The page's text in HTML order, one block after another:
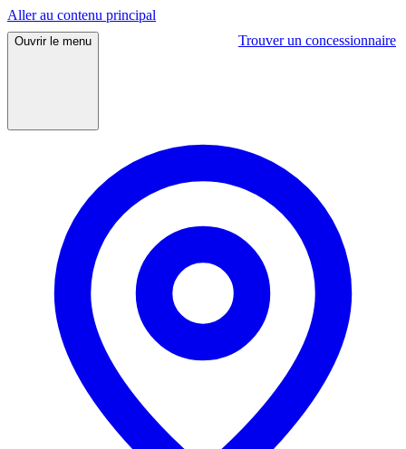
Aller au contenu principal
Ouvrirle menu Trouver un concessionnaire